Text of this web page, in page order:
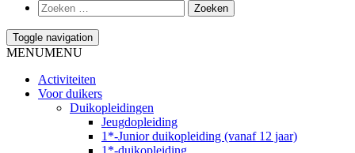
Toggle navigation
MENUMENU
Activiteiten
Voor duikers
Duikopleidingen
Jeugdopleiding
1*-Junior duikopleiding (vanaf 12 jaar)
1*-duikopleiding